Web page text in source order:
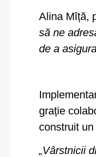
Alina Mîță,
să ne
de a
grație
construit
„Vârstnicii